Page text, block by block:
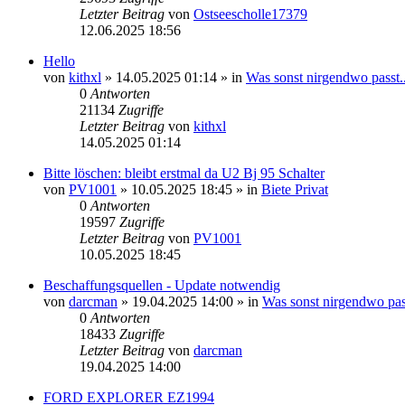
Letzter Beitrag von Ostseescholle17379
12.06.2025 18:56
Hello
von kithxl » 14.05.2025 01:14 » in Was sonst nirgendwo
0 Antworten
21134 Zugriffe
Letzter Beitrag von kithxl
14.05.2025 01:14
Bitte löschen: bleibt erstmal da U2 Bj 95 Schalter
von PV1001 » 10.05.2025 18:45 » in Biete Privat
0 Antworten
19597 Zugriffe
Letzter Beitrag von PV1001
10.05.2025 18:45
Beschaffungsquellen - Update notwendig
von darcman » 19.04.2025 14:00 » in Was sonst nirgendwo
0 Antworten
18433 Zugriffe
Letzter Beitrag von darcman
19.04.2025 14:00
FORD EXPLORER EZ1994